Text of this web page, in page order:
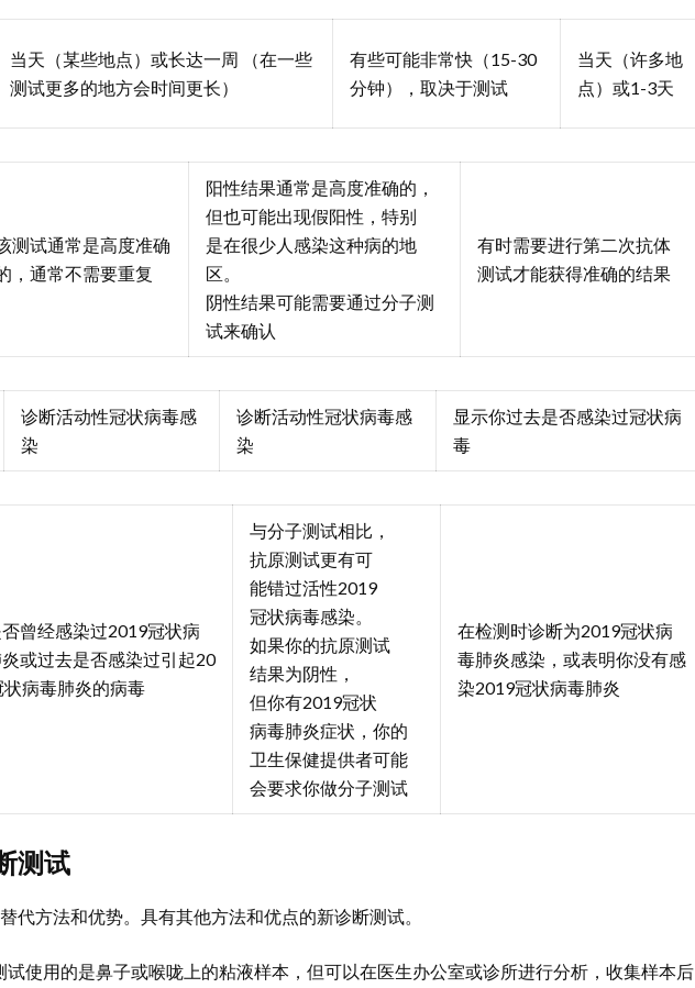
当天（某些地点）或长达一周 （在一些
测试更多的地方会时间更长）
有些可能非常快（15-30
分钟），取决于测试
当天（许多地
点）或1-3天
测试通常是高度准确
，通常不需要重复
阳性结果通常是高度准确的，
但也可能出现假阳性，特别
是在很少人感染这种病的地
区。
阴性结果可能需要通过分子测
试来确认
有时需要进行第二次抗体
测试才能获得准确的结果
诊断活动性冠状病毒感
染
诊断活动性冠状病毒感
染
显示你过去是否感染过冠状病
毒
曾经感染过2019冠状病
或过去是否感染过引起20
状病毒肺炎的病毒
与分子测试相比，
抗原测试更有可
能错过活性2019
冠状病毒感染。
如果你的抗原测试
结果为阴性，
但你有2019冠状
病毒肺炎症状，你的
卫生保健提供者可能
会要求你做分子测试
在检测时诊断为2019冠状病
毒肺炎感染，或表明你没有感
染2019冠状病毒肺炎
测试
代方法和优势。具有其他方法和优点的新诊断测试。
试使用的是鼻子或喉咙上的粘液样本，但可以在医生办公室或诊所进行分析，收集样本后